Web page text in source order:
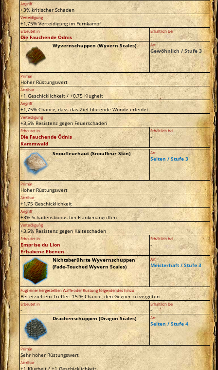
Angriff
+3% kritischer Schaden
Verteidigung
+1,75% Verteidigung im Fernkampf
Erbeutet in
Die Fauchende Ödnis
Erhältlich bei
-
Wyvernschuppen (Wyvern Scales)
Art
Gewöhnlich / Stufe 3
Primär
Hoher Rüstungswert
Attribut
+1 Geschicklichkeit / +0,75 Klugheit
Angriff
+1,75% Chance, dass das Ziel blutende Wunde erleidet
Verteidigung
+3,5% Resistenz gegen Feuerschaden
Erbeutet in
Die Fauchende Ödnis
Kammwald
Erhältlich bei
-
Snoufleurhaut (Snoufleur Skin) Art
Selten / Stufe 3
Primär
Hoher Rüstungswert
Attribut
+1,75 Geschicklichkeit
Angriff
+3% Schadensbonus bei Flankenangriffen
Verteidigung
+3,5% Resistenz gegen Kälteschaden
Erbeutet in
Emprise du Lion
Erhabene Ebenen
Erhältlich bei
-
Nichtsberührte Wyvernschuppen
(Fade-Touched Wyvern Scales)
Art
Meisterhaft / Stufe 3
Fügt einer hergestellten Waffe oder Rüstung folgendendes hinzu
Bei erzieltem Treffer: 15-%-Chance, den Gegner zu vergiften
Erbeutet in
-
Erhältlich bei
-
Drachenschuppen (Dragon Scales)
Art
Selten / Stufe 4
Primär
Sehr hoher Rüstungswert
Attribut
+1 Klugheit / +1 Geschicklichkeit